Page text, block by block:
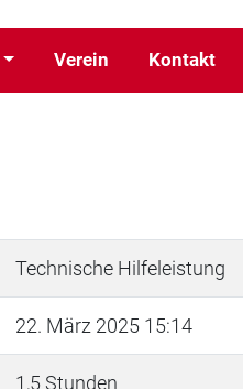
Verein Kontakt
Technische Hilfeleistung
22. März 2025 15:14
1,5 Stunden